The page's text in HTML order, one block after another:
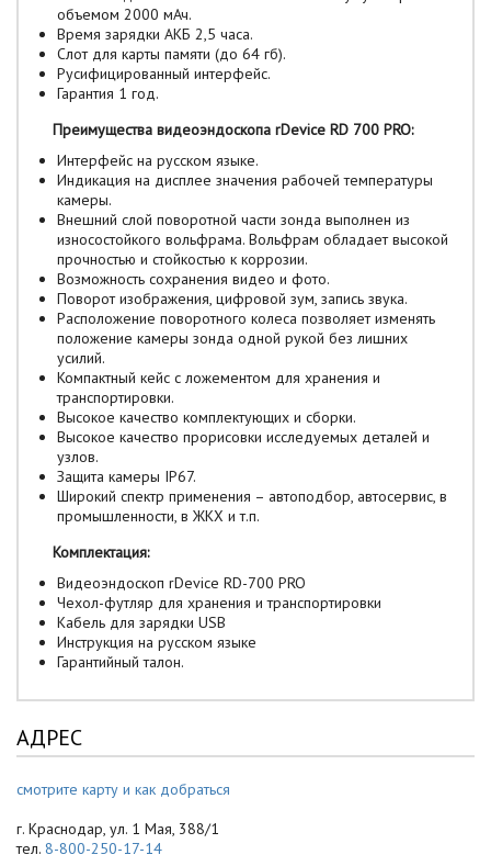
объемом 2000 мАч.
Время зарядки АКБ 2,5 часа.
Слот для карты памяти (до 64 гб).
Русифицированный интерфейс.
Гарантия 1 год.
Преимущества видеоэндоскопа rDevice RD 700 PRO:
Интерфейс на русском языке.
Индикация на дисплее значения рабочей температуры
камеры.
Внешний слой поворотной части зонда выполнен из
износостойкого вольфрама. Вольфрам обладает высокой
прочностью и стойкостью к коррозии.
Возможность сохранения видео и фото.
Поворот изображения, цифровой зум, запись звука.
Расположение поворотного колеса позволяет изменять
положение камеры зонда одной рукой без лишних
усилий.
Компактный кейс с ложементом для хранения и
транспортировки.
Высокое качество комплектующих и сборки.
Высокое качество прорисовки исследуемых деталей и
узлов.
Защита камеры IP67.
Широкий спектр применения – автоподбор, автосервис, в
промышленности, в ЖКХ и т.п.
Комплектация:
Видеоэндоскоп rDevice RD-700 PRO
Чехол-футляр для хранения и транспортировки
Кабель для зарядки USB
Инструкция на русском языке
Гарантийный талон.
АДРЕС
смотрите карту и как добраться
г. Краснодар, ул. 1 Мая, 388/1
тел. 8-800-250-17-14